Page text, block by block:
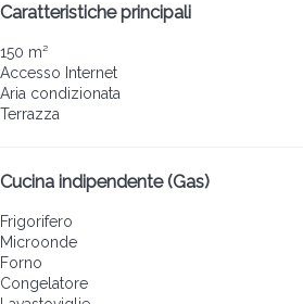
Caratteristiche principali
150 m²
Accesso Internet
Aria condizionata
Terrazza
Cucina indipendente (Gas)
Frigorifero
Microonde
Forno
Congelatore